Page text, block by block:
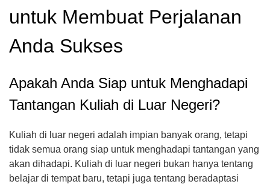
untuk Membuat Perjalanan
Anda Sukses
Apakah Anda Siap untuk Menghadapi
Tantangan Kuliah di Luar Negeri?
Kuliah di luar negeri adalah impian banyak orang, tetapi
tidak semua orang siap untuk menghadapi tantangan yang
akan dihadapi. Kuliah di luar negeri bukan hanya tentang
belajar di tempat baru, tetapi juga tentang beradaptasi